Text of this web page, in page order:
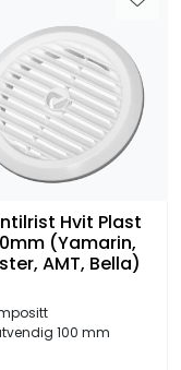
Hvit Plast
(Yamarin,
AMT, Bella)
100 mm